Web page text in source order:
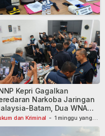
dan Kriminal - 1 minggu yang
Kepri Gagalkan
Narkoba Jaringan
Batam, Dua WNA
Diburu